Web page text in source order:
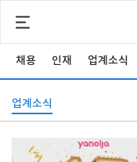
채용 인재 업계소식
업계소식